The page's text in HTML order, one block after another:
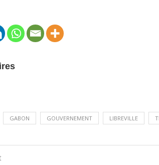
GABON GOUVERNEMENT LIBREVILLE